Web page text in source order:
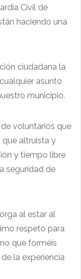
Civil de
haciendo una
ciudadana la
asunto
municipio.
voluntarios que
que altruista y
y tiempo libre
seguridad de
al estar al
respeto para
que forméis
la experiencia